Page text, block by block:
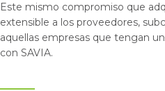
Este mismo compromiso que
extensible a los proveedores,
aquellas empresas que tengan
con SAVIA.